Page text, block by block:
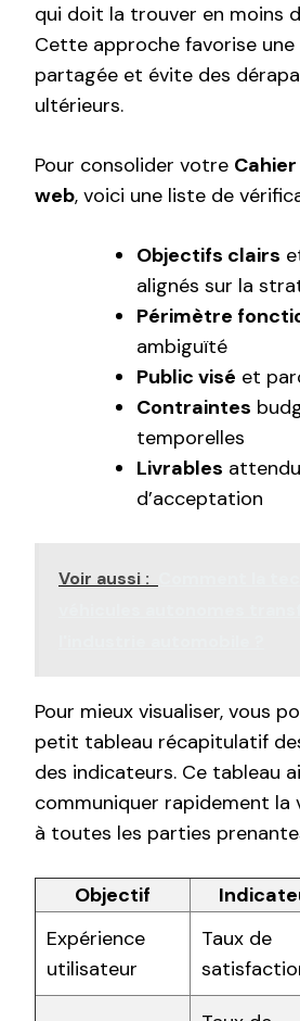
qui doit la trouver en moins
Cette approche favorise
partagée et évite des
ultérieurs.
Pour consolider votre
web, voici une liste de
Objectifs clairs
alignés sur la
Périmètre
ambiguïté
Public visé et
Contraintes
temporelles
Livrables
d’acceptation
Voir aussi :
Pour mieux visualiser, vous
petit tableau récapitulatif
des indicateurs. Ce tableau
communiquer rapidement la
à toutes les parties
Objectif
Expérience
utilisateur
Taux de